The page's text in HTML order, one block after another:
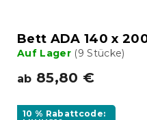
Bett ADA 140 x
Auf Lager (9 Stücke)
ab 85,80 €
10 % Rabattcode: